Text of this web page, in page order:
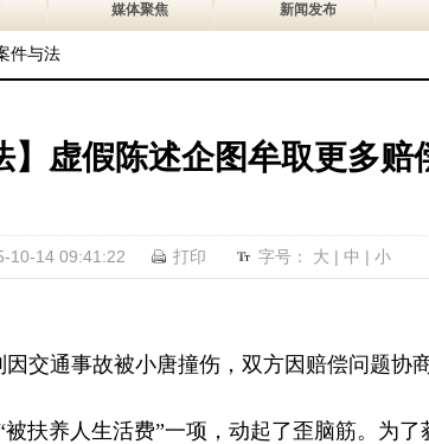
媒体聚焦 新闻发布
件与法
】虚假陈述企图牟取更多赔
10-14 09:41:22 打印 字号： 大 | 中 | 小
因交通事故被小唐撞伤，双方因赔偿问题协
扶养人生活费”一项，动起了歪脑筋。为